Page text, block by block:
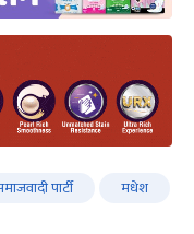
पार्टी
मधेश